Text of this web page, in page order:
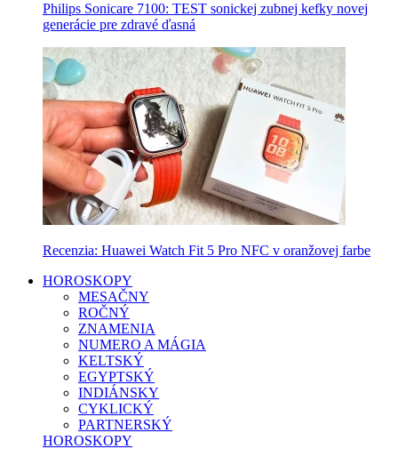
Philips Sonicare 7100: TEST sonickej zubnej kefky novej
generácie pre zdravé ďasná
Recenzia: Huawei Watch Fit 5 Pro NFC v oranžovej farbe
HOROSKOPY
MESAČNY
ROČNÝ
ZNAMENIA
NUMERO A MÁGIA
KELTSKÝ
EGYPTSKÝ
INDIÁNSKY
CYKLICKÝ
PARTNERSKÝ
HOROSKOPY